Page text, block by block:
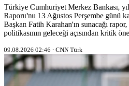
Türkiye Cumhuriyet Merkez Bankası,
Raporu'nu 13 Ağustos Perşembe günü
Başkan Fatih Karahan'ın sunacağı
politikasının geleceği açısından kritik
09.08.2026 02:46 · CNN Türk